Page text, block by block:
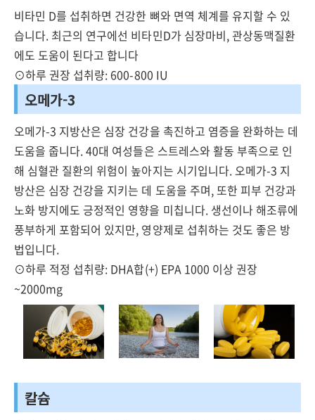
비타민 D를 섭취하면 건강한 뼈와 면역 체계를 유지할 수 있
습니다. 최근의 연구에선 비타민D가 심장마비, 관상동맥질환
에도 도움이 된다고 합니다
⊙하루 권장 섭취량: 600-800 IU
오메가-3
오메가-3 지방산은 심장 건강을 촉진하고 염증을 완화하는 데
도움을 줍니다. 40대 여성들은 스트레스와 활동 부족으로 인
해 심혈관 질환의 위험이 높아지는 시기입니다. 오메가-3 지
방산은 심장 건강을 지키는 데 도움을 주며, 또한 피부 건강과
노화 방지에도 긍정적인 영향을 미칩니다. 생선이나 해조류에
풍부하게 포함되어 있지만, 영양제로 섭취하는 것도 좋은 방
법입니다.
⊙하루 적정 섭취량: DHA합(+) EPA 1000 이상 권장
~2000mg
칼슘